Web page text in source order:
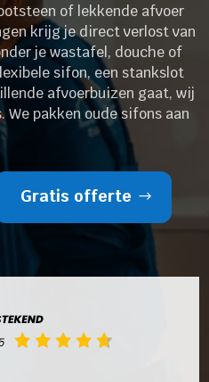
of lekkende afvoer
krijg je direct verlost van
je wastafel, douche of
sifon, een stankslot
afvoerbuizen gaat, wij
pakken oude sifons aan
Gratis offerte